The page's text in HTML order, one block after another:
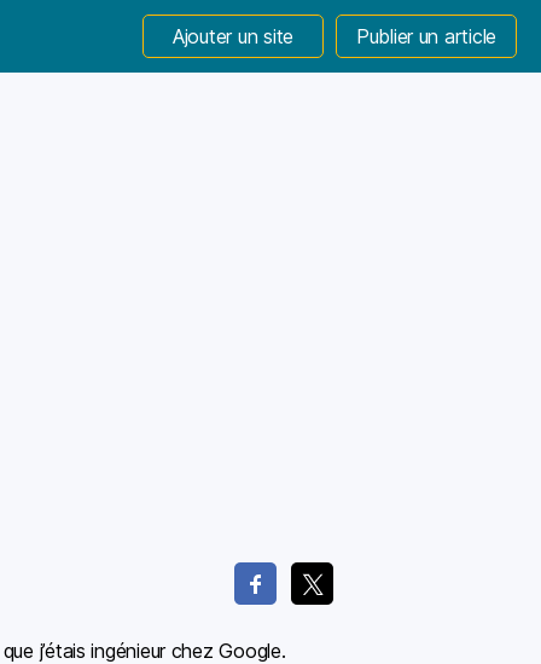
Ajouter un site Publier un article
j’étais ingénieur chez Google.